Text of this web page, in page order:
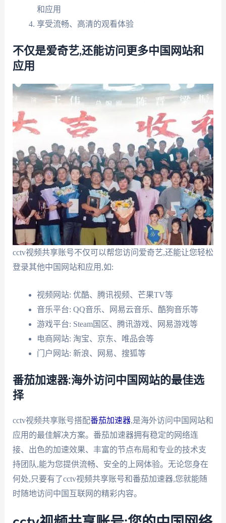
和应用
享受流畅、高清的观看体验
不仅是爱奇艺,还能访问更多中国网站和
应用
cctv视频共享账号不仅可以帮您访问爱奇艺,还能让您轻松
登录其他中国网站和应用,如:
视频网站: 优酷、腾讯视频、芒果TV等
音乐平台: QQ音乐、网易云音乐、酷狗音乐等
游戏平台: Steam国区、腾讯游戏、网易游戏等
电商网站: 淘宝、京东、唯品会等
门户网站: 新浪、网易、搜狐等
番茄加速器:海外访问中国网站的最佳选
择
cctv视频共享账号搭配番茄加速器,是海外访问中国网站和
应用的最佳解决方案。番茄加速器拥有稳定的网络连
接、出色的加速效果、丰富的节点布局和专业的技术支
持团队,能为您提供流畅、安全的上网体验。无论您身在
何处,只要有了cctv视频共享账号和番茄加速器,您就能随
时随地访问中国互联网的精彩内容。